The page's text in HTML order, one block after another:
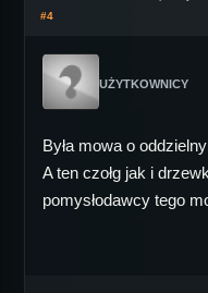
#4
UŻYTKOWNICY
Była mowa o
A ten czołg jak i
pomysłodawcy tego